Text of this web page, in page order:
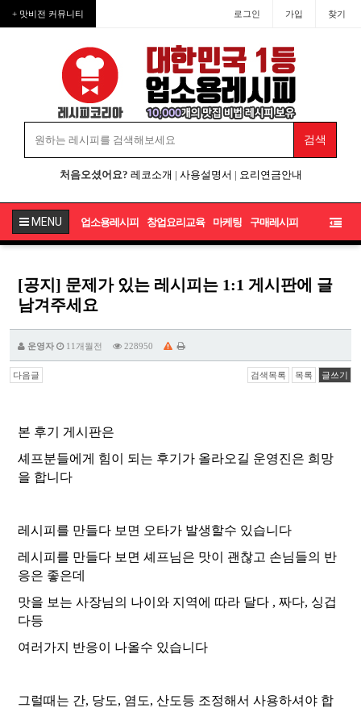
+ 맛비전 커뮤니티 로그인 가입 찾기
처음오셨어요? 레코소개 | 사용설명서 | 요리연금안내
MENU 업소용레시피 창업요리교육 마케팅 구매레시피
[공지] 문제가 있는 레시피는 1:1 게시판에 글
남겨주세요
운영자 11개월전 228950
다음글 검색목록 목록 글쓰기
본 후기 게시판은
셰프분들에게 힘이 되는 후기가 올라오길 운영진은 희망
을 합니다
레시피를 만들다 보면 오타가 발생할수 있습니다
레시피를 만들다 보면 셰프님은 맛이 괜찮고 손님들의 반
응은 좋은데
맛을 보는 사장님의 나이와 지역에 따라 달다 , 짜다, 싱겁
다등
여러가지 반응이 나올수 있습니다
그럴때는 간, 당도, 염도, 산도등 조정해서 사용하셔야 합